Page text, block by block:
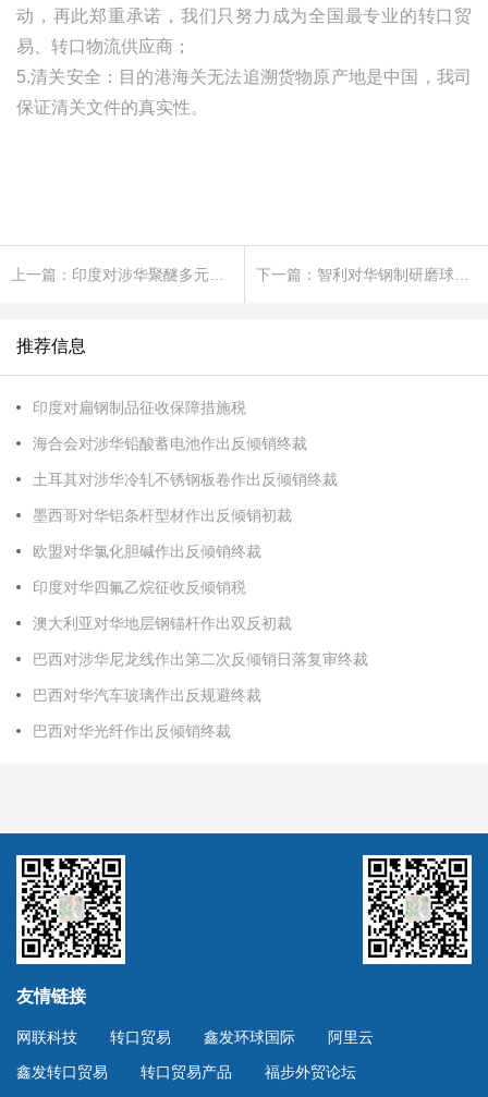
动，再此郑重承诺，我们只努力成为全国最专业的转口贸
易、转口物流供应商；
5.清关安全：目的港海关无法追溯货物原产地是中国，我司
保证清关文件的真实性。
推荐信息
印度对扁钢制品征收保障措施税
海合会对涉华铅酸蓄电池作出反倾销终裁
土耳其对涉华冷轧不锈钢板卷作出反倾销终裁
墨西哥对华铝条杆型材作出反倾销初裁
欧盟对华氯化胆碱作出反倾销终裁
印度对华四氟乙烷征收反倾销税
澳大利亚对华地层钢锚杆作出双反初裁
巴西对涉华尼龙线作出第二次反倾销日落复审终裁
巴西对华汽车玻璃作出反规避终裁
巴西对华光纤作出反倾销终裁
友情链接
网联科技 转口贸易 鑫发环球国际
阿里云
鑫发转口贸易
转口贸易产品 福步外贸论坛